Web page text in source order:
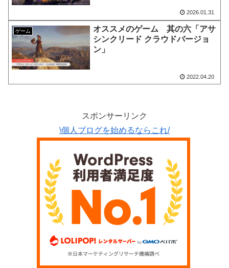
2026.01.31
ゲーム
オススメのゲーム 其の六「アサ
シンクリード クラウドバージョ
ン」
2022.04.20
スポンサーリンク
\個人ブログを始めるならこれ/